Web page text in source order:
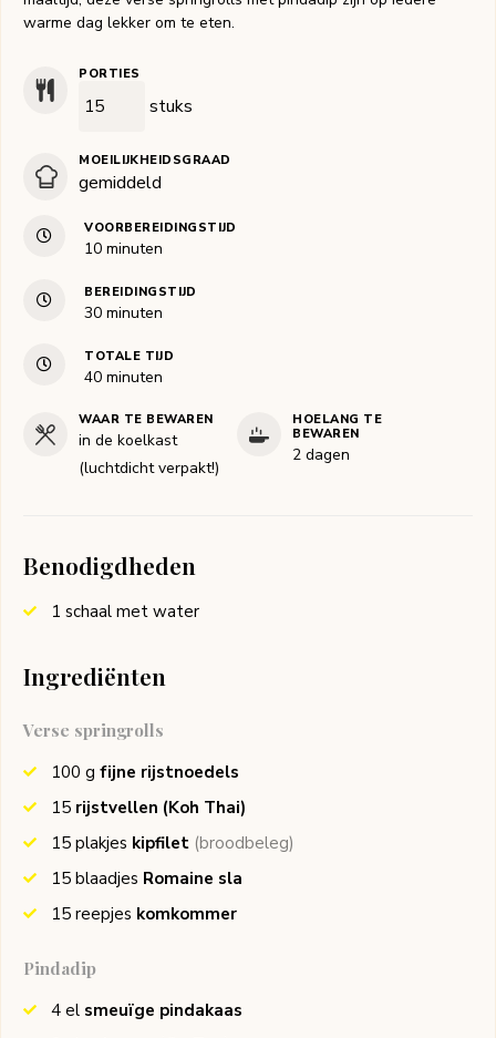
warme dag lekker om te eten.
PORTIES
stuks
MOEILIJKHEIDSGRAAD
gemiddeld
VOORBEREIDINGSTIJD
10minuten
minuten
BEREIDINGSTIJD
30minuten
minuten
TOTALE TIJD
40minuten
minuten
WAAR TE BEWAREN
in de koelkast
(luchtdicht verpakt!)
HOELANG TE
BEWAREN
2 dagen
Benodigdheden
1 schaal met water
Ingrediënten
Verse springrolls
100 g fijne rijstnoedels
15 rijstvellen (Koh Thai)
15 plakjes kipfilet (broodbeleg)
15 blaadjes Romaine sla
15 reepjes komkommer
Pindadip
4 el smeuïge pindakaas